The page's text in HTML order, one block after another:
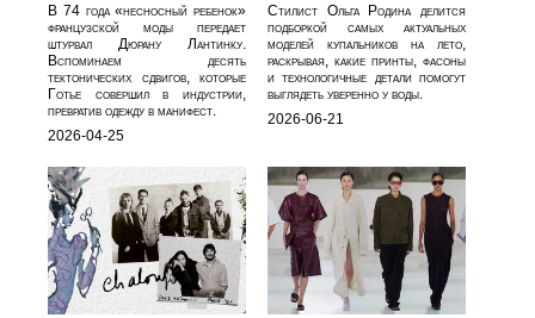
В 74 года «несносный ребенок»
французской моды передает
штурвал Дюрану Лантинку.
Вспоминаем десять
тектонических сдвигов, которые
Готье совершил в индустрии,
превратив одежду в манифест.
2026-04-25
Стилист Ольга Родина делится
подборкой самых актуальных
моделей купальников на лето,
раскрывая, какие принты, фасоны
и технологичные детали помогут
выглядеть уверенно у воды.
2026-06-21